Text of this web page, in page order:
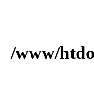
/www/